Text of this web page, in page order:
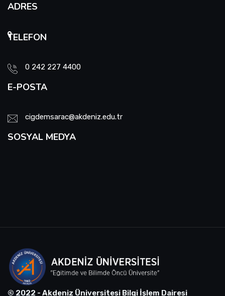
ADRES
TELEFON
0 242 227 4400
E-POSTA
cigdemsarac@akdeniz.edu.tr
SOSYAL MEDYA
© 2022 - Akdeniz Üniversitesi Bilgi İşlem Dairesi